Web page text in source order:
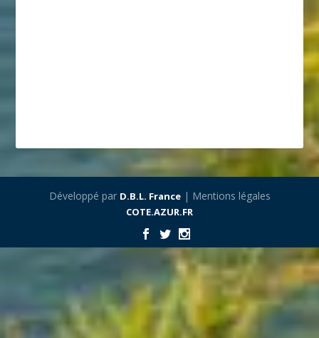
Développé par D.B.L. France| Mentions légales
COTE.AZUR.FR